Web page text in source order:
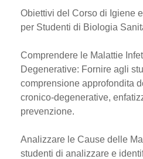
Obiettivi del Corso di Igiene
per Studenti di Biologia
Comprendere le Malattie
Degenerative: Fornire agli
comprensione approfondita
cronico-degenerative,
prevenzione.
Analizzare le Cause delle
studenti di analizzare e